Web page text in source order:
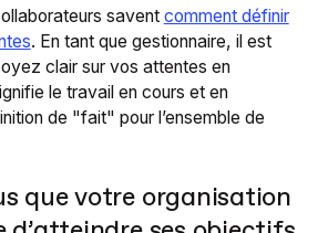
savent comment définir
. En tant que gestionnaire, il est
clair sur vos attentes en
le travail en cours et en
de "fait" pour l’ensemble de
que votre organisation